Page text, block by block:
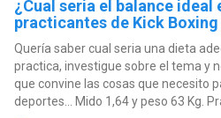
¿Cual seria el balance ideal
practicantes de Kick
Quería saber cual seria una dieta
practica, investigue sobre el tema y
que convine las cosas que necesito
deportes... Mido 1,64 y peso 63 Kg.